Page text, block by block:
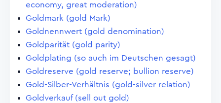
economy, great moderation)
Goldmark (gold Mark)
Goldnennwert (gold denomination)
Goldparität (gold parity)
Goldplating (so auch im Deutschen gesagt)
Goldreserve (gold reserve; bullion reserve)
Gold-Silber-Verhältnis (gold-silver relation)
Goldverkauf (sell out gold)